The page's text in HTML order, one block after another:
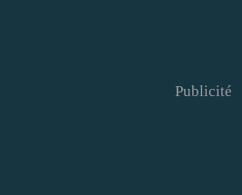
Publicité